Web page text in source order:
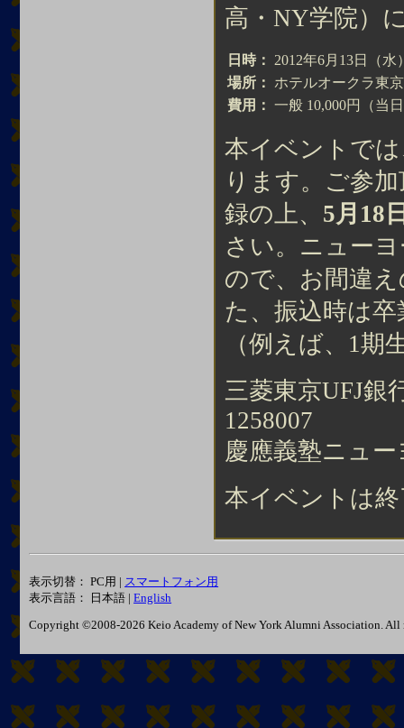
高・NY学院）
日時：
2012年6月13日（水
場所：
ホテルオークラ東
費用： 一般 10,000円（当
本イベントで
ります。ご参
録の上、 5月18
さい。ニュー
ので、お間違
た、振込時は
（例えば、1
三菱東京UFJ銀
1258007
慶應義塾ニュ
本イベントは
表示切替： PC用 | スマートフォン用
表示言語： 日本語 |English
Copyright ©2008-2026 Keio Academy of New York Alumni Association. All